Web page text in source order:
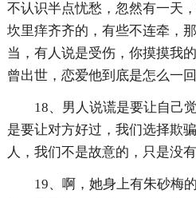
不认识半点忧愁，忽然有一天
坎里痒齐齐的，有些不连牵，
当，有人说是受伤，你摸摸我
曾出世，恋爱他到底是怎么一
18、男人说谎是要让自己
是要让对方好过，我们选择欺
人，我们不是故意的，只是没
19、啊，她身上有朱砂梅